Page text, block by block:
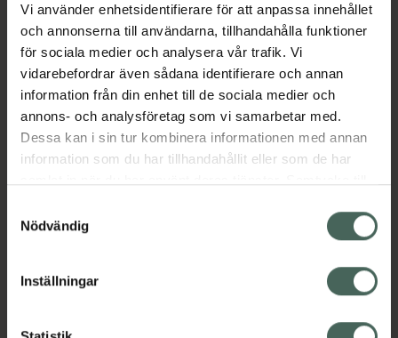
Vi använder enhetsidentifierare för att anpassa innehållet
och annonserna till användarna, tillhandahålla funktioner
för sociala medier och analysera vår trafik. Vi
vidarebefordrar även sådana identifierare och annan
information från din enhet till de sociala medier och
annons- och analysföretag som vi samarbetar med.
Dessa kan i sin tur kombinera informationen med annan
information som du har tillhandahållit eller som de har
återkalla ditt samtycke via webbplatsens
cookieinställningar. Ett återkallat samtycke påverkar inte
lagligheten av behandling som skett innan återkallelsen.
Nödvändig
Inställningar
Beskrivning Dölj
Läs alltid bipacksedeln innan
användning.
EAN:
07046263825809